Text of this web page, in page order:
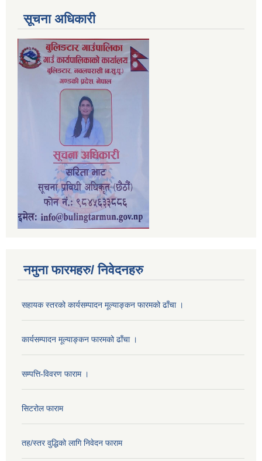
सूचना अधिकारी
नमुना फारमहरु/ निवेदनहरु
सहायक स्तरको कार्यसम्पादन मूल्याङ्कन फारमको ढाँचा ।
कार्यसम्पादन मूल्याङ्कन फारमको ढाँचा ।
सम्पत्ति-विवरण फाराम ।
सिटरोल फाराम
तह/स्तर वुद्धिको लागि निवेदन फाराम